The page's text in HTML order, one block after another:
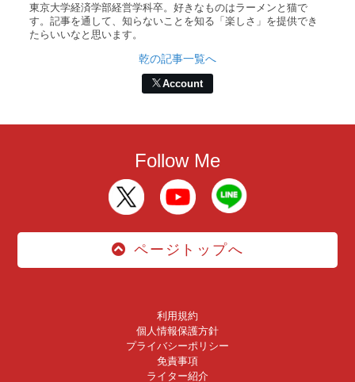
東京大学経済学部経営学科卒。好きなものはラーメンと猫で
す。記事を通して、知らないことを知る「楽しさ」を提供でき
たらいいなと思います。
乾の記事一覧へ
Account
Follow Me
ページトップへ
利用規約
個人情報保護方針
プライバシーポリシー
免責事項
ライター紹介